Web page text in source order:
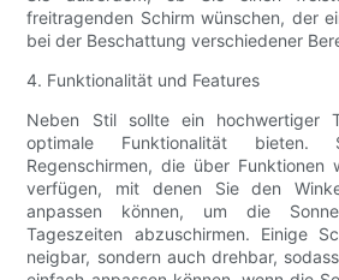
freitragenden Schirm wünschen, der
bei der Beschattung verschiedener
4. Funktionalität und Features
Neben Stil sollte ein hochwertiger
optimale Funktionalität
Regenschirmen, die über Funktionen
verfügen, mit denen Sie den
anpassen können, um die
Tageszeiten abzuschirmen. Einige
neigbar, sondern auch drehbar,